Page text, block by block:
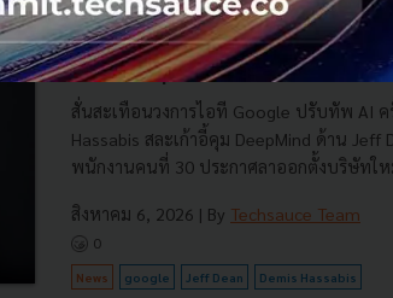
Demis Hassabis ขึ้นคุม หัวเรือ AI ขอ
แล้ว หลัง Jeff Dean พนักงานระดับตำนา
ตั้ง Startup ของตัวเอง
สั่นสะเทือนวงการไอที Google ปรับทัพ AI ค
Hassabis สละเก้าอี้คุม DeepMind ด้าน Jeff
พนักงานคนที่ 30 ประกาศลาออกตั้งบริษัทให
สิงหาคม 6, 2026 | By Techsauce Team
0
News google Jeff Dean Demis Hassabis